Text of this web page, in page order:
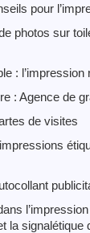
pour
photos sur
:
: Agence de
de visites
la signalétique